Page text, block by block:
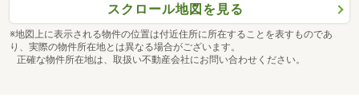
スクロール地図を見る
※地図上に表示される物件の位置は付近住所に所在することを表すものであ
り、実際の物件所在地とは異なる場合がございます。
正確な物件所在地は、取扱い不動産会社にお問い合わせください。